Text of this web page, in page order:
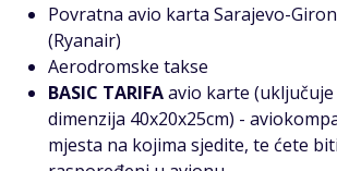
Povratna avio karta Sarajevo-
(Ryanair)
Aerodromske takse
BASIC TARIFAavio karte
dimenzija 40x20x25cm) -
mjesta na kojima sjedite, te ćete